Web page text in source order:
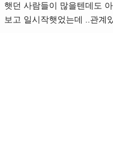
햇던 사람들이 많을텐데도
보고 일시작햇었는데 ..관계